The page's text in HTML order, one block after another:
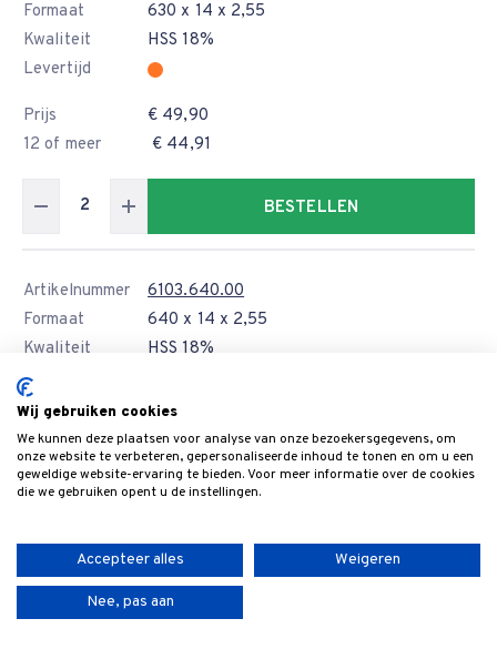
Formaat
630 x 14 x 2,55
Kwaliteit
HSS 18%
Levertijd
Prijs
€ 49,90
12 of meer
€ 44,91
BESTELLEN
Artikelnummer
6103.640.00
Formaat
640 x 14 x 2,55
Kwaliteit
HSS 18%
Levertijd
Prijs
12 of meer
€ 45,63
Artikelnummer
6103.710.00
Wij gebruiken cookies
We kunnen deze plaatsen voor analyse van onze bezoekersgegevens, om
onze website te verbeteren, gepersonaliseerde inhoud te tonen en om u een
geweldige website-ervaring te bieden. Voor meer informatie over de cookies
die we gebruiken opent u de instellingen.
Accepteer alles Weigeren
Nee, pas aan